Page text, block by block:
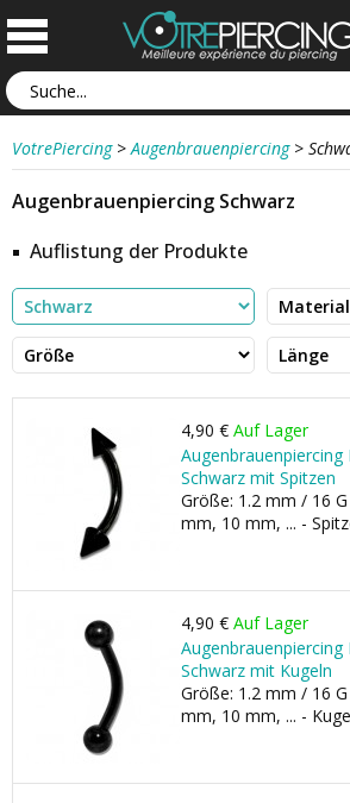
VotrePiercing > Augenbrauenpiercing >
Augenbrauenpiercing Schwarz
Auflistung der Produkte
4,90 € Auf Lager
Augenbrauenpiercing
Schwarz mit Spitzen
Größe: 1.2 mm / 16
mm, 10 mm, ... -
4,90 € Auf Lager
Augenbrauenpiercing
Schwarz mit Kugeln
Größe: 1.2 mm / 16
mm, 10 mm, ... -